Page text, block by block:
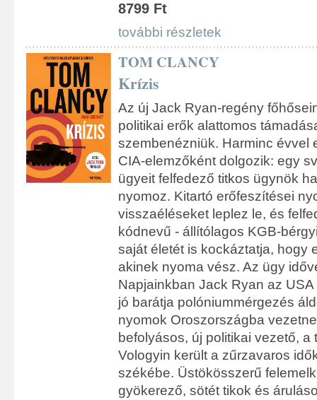
8799 Ft
további részletek
TOM CLANCY
Krízis
Az új Jack Ryan-regény
politikai erők alattomos
szembenézniük. Harminc évvel
CIA-elemzőként dolgozik: egy
ügyeit felfedező titkos ügynök
nyomoz. Kitartó erőfeszítései
visszaéléseket leplez le, és
kódnevű - állítólagos KGB-
saját életét is kockáztatja, hogy
akinek nyoma vész. Az ügy
Napjainkban Jack Ryan az
jó barátja polóniummérgezés
nyomok Oroszországba
befolyásos, új politikai vezető, a
Vologyin került a zűrzavaros
székébe. Üstökösszerű
gyökerező, sötét tikok és